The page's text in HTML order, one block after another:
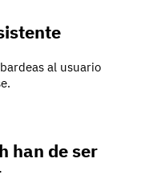
al usuario
han de ser